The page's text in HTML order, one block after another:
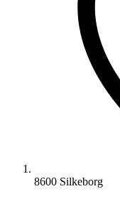
8600 Silkeborg